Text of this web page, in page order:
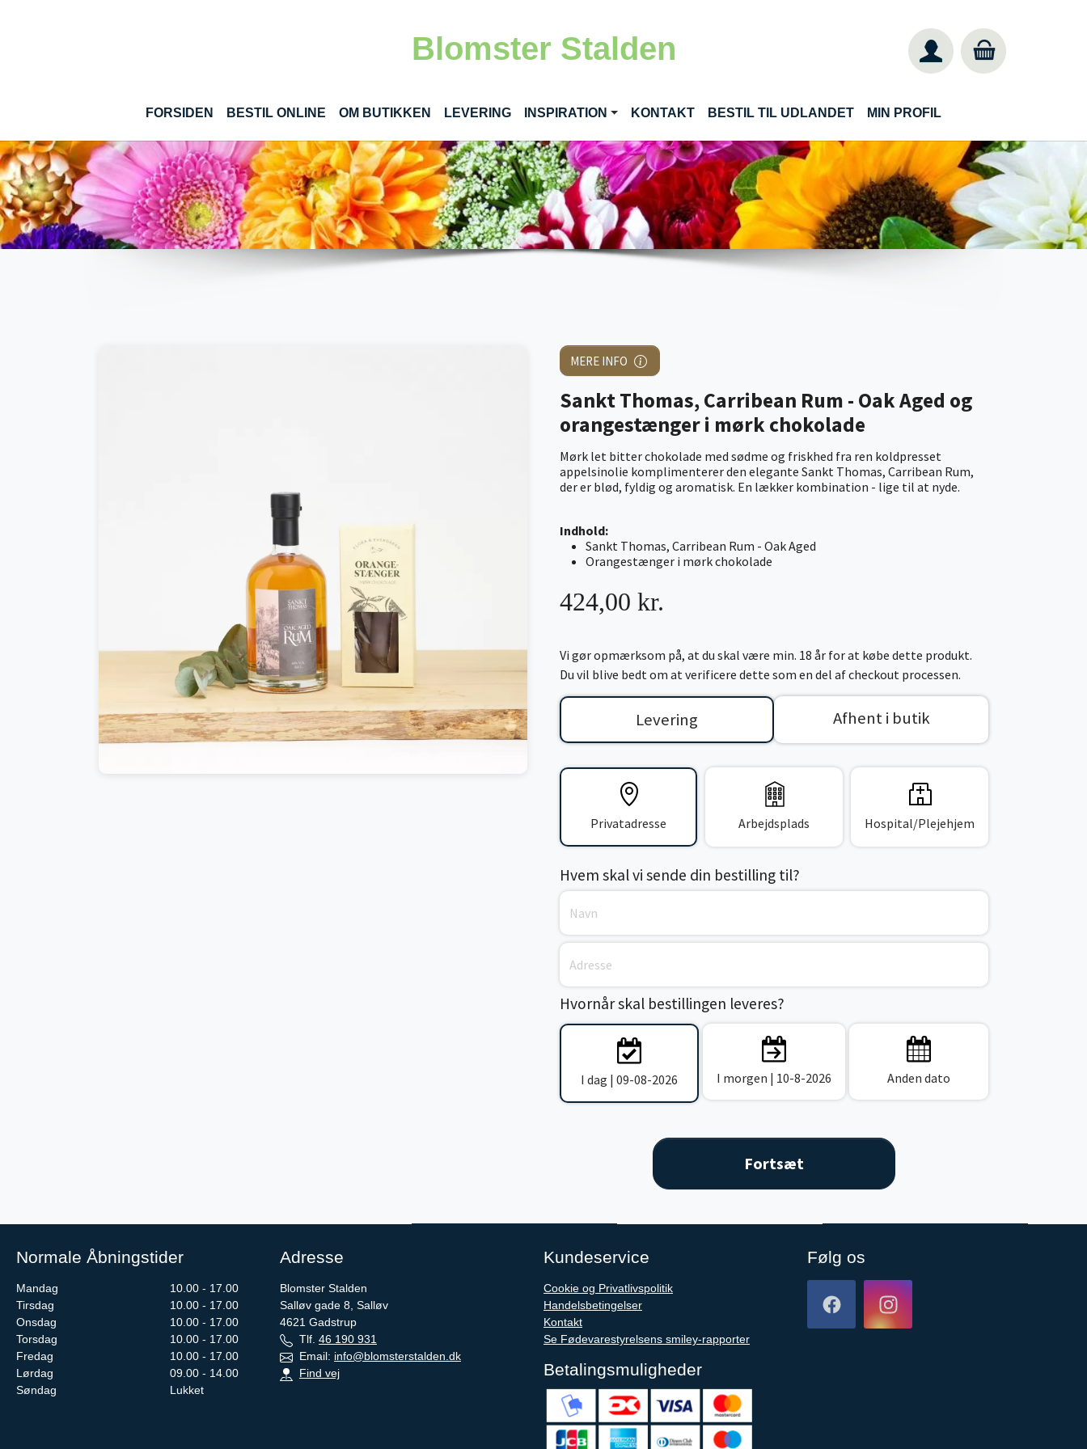
Blomster Stalden
FORSIDEN BESTIL ONLINE(CURRENT)
OM BUTIKKEN LEVERING INSPIRATION KONTAKT BESTIL TIL UDLANDET MIN PROFIL
MERE INFO
Sankt Thomas, Carribean Rum - Oak Aged og
orangestænger i mørk chokolade
Mørk let bitter chokolade med sødme og friskhed fra ren koldpresset
appelsinolie komplimenterer den elegante Sankt Thomas, Carribean Rum,
der er blød, fyldig og aromatisk. En lækker kombination - lige til at nyde.
Indhold:
Sankt Thomas, Carribean Rum - Oak Aged
Orangestænger i mørk chokolade
424,00 kr.
Vi gør opmærksom på, at du skal være min. 18 år for at købe dette produkt.
Du vil blive bedt om at verificere dette som en del af checkout processen.
Levering Afhent i butik
Privatadresse Arbejdsplads Hospital/Plejehjem
Hvem skal vi sende din bestilling til?
Hvornår skal bestillingen leveres?
I dag | 09-08-2026 I morgen | 10-8-2026 Anden dato
Normale Åbningstider
Mandag
10.00 - 17.00
Tirsdag
10.00 - 17.00
Onsdag
10.00 - 17.00
Torsdag
10.00 - 17.00
Fredag
10.00 - 17.00
Lørdag
09.00 - 14.00
Søndag
Lukket
Adresse
Blomster Stalden
Salløv gade 8, Salløv
4621 Gadstrup
Tlf. 46 190 931
Email: info@blomsterstalden.dk
Find vej
Kundeservice
Cookie og Privatlivspolitik
Handelsbetingelser
Kontakt
Se Fødevarestyrelsens smiley-rapporter
Betalingsmuligheder
Følg os